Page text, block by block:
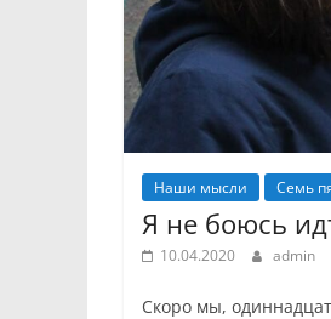
Наши мысли Семь
Я не боюсь
10.04.2020 admin
Скоро мы,